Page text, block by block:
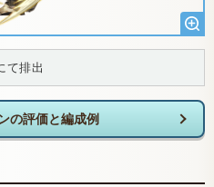
て排出
の評価と編成例